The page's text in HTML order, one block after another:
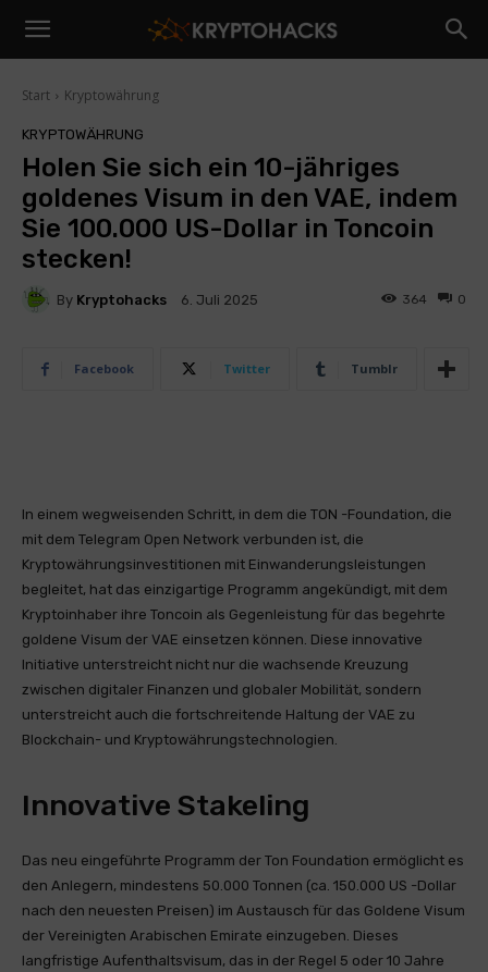
Start Kryptowährung
KRYPTOWÄHRUNG
Holen Sie sich ein 10-jähriges
goldenes Visum in den VAE, indem
Sie 100.000 US-Dollar in Toncoin
stecken!
By Kryptohacks 6. Juli 2025 0
364
Facebook Twitter Tumblr
In einem wegweisenden Schritt, in dem die TON -Foundation, die
mit dem Telegram Open Network verbunden ist, die
Kryptowährungsinvestitionen mit Einwanderungsleistungen
begleitet, hat das einzigartige Programm angekündigt, mit dem
Kryptoinhaber ihre Toncoin als Gegenleistung für das begehrte
goldene Visum der VAE einsetzen können. Diese innovative
Initiative unterstreicht nicht nur die wachsende Kreuzung
zwischen digitaler Finanzen und globaler Mobilität, sondern
unterstreicht auch die fortschreitende Haltung der VAE zu
Blockchain- und Kryptowährungstechnologien.
Innovative Stakeling
Das neu eingeführte Programm der Ton Foundation ermöglicht es
den Anlegern, mindestens 50.000 Tonnen (ca. 150.000 US -Dollar
nach den neuesten Preisen) im Austausch für das Goldene Visum
der Vereinigten Arabischen Emirate einzugeben. Dieses
langfristige Aufenthaltsvisum, das in der Regel 5 oder 10 Jahre